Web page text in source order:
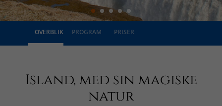
OVERBLIK PROGRAM PRISER
Island, med sin magiske
natur